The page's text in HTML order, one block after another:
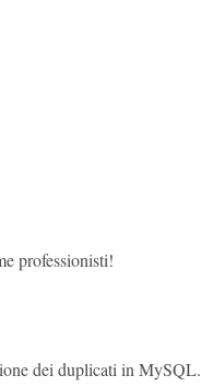
professionisti!
dei duplicati in MySQL.